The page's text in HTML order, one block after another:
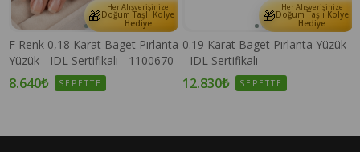
🎁 Her Alışverişinize
Doğum Taşlı Kolye
Hediye
F Renk 0,18 Karat Baget Pırlanta
Yüzük - IDL Sertifikalı - 1100670
8.640₺ SEPETTE
🎁 Her Alışverişinize
Doğum Taşlı Kolye
Hediye
0.19 Karat Baget Pırlanta Yüzük
- IDL Sertifikalı
12.830₺ SEPETTE